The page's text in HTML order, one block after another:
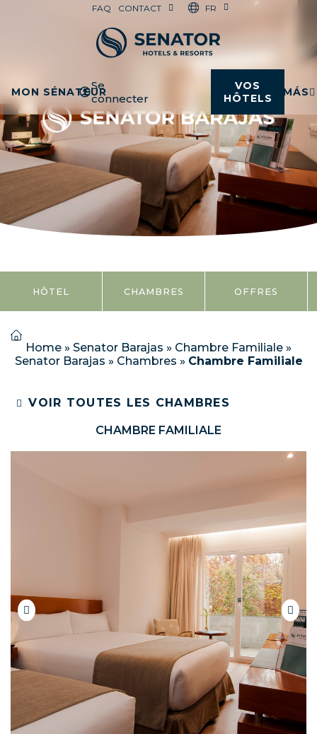
FAQ CONTACT FR
MON SÉNATEUR
Se
connecter
VOS
HÔTELS
MÁS
HÔTEL CHAMBRES OFFRES
Home » Senator Barajas » Chambre Familiale »
Senator Barajas » Chambres » Chambre Familiale
VOIR TOUTES LES CHAMBRES
CHAMBRE FAMILIALE